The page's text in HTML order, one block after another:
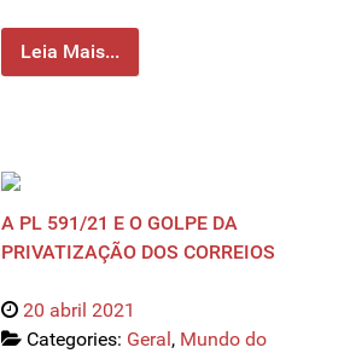
Leia Mais...
A PL 591/21 E O GOLPE DA
PRIVATIZAÇÃO DOS CORREIOS
20 abril 2021
Categories: Geral , Mundo do